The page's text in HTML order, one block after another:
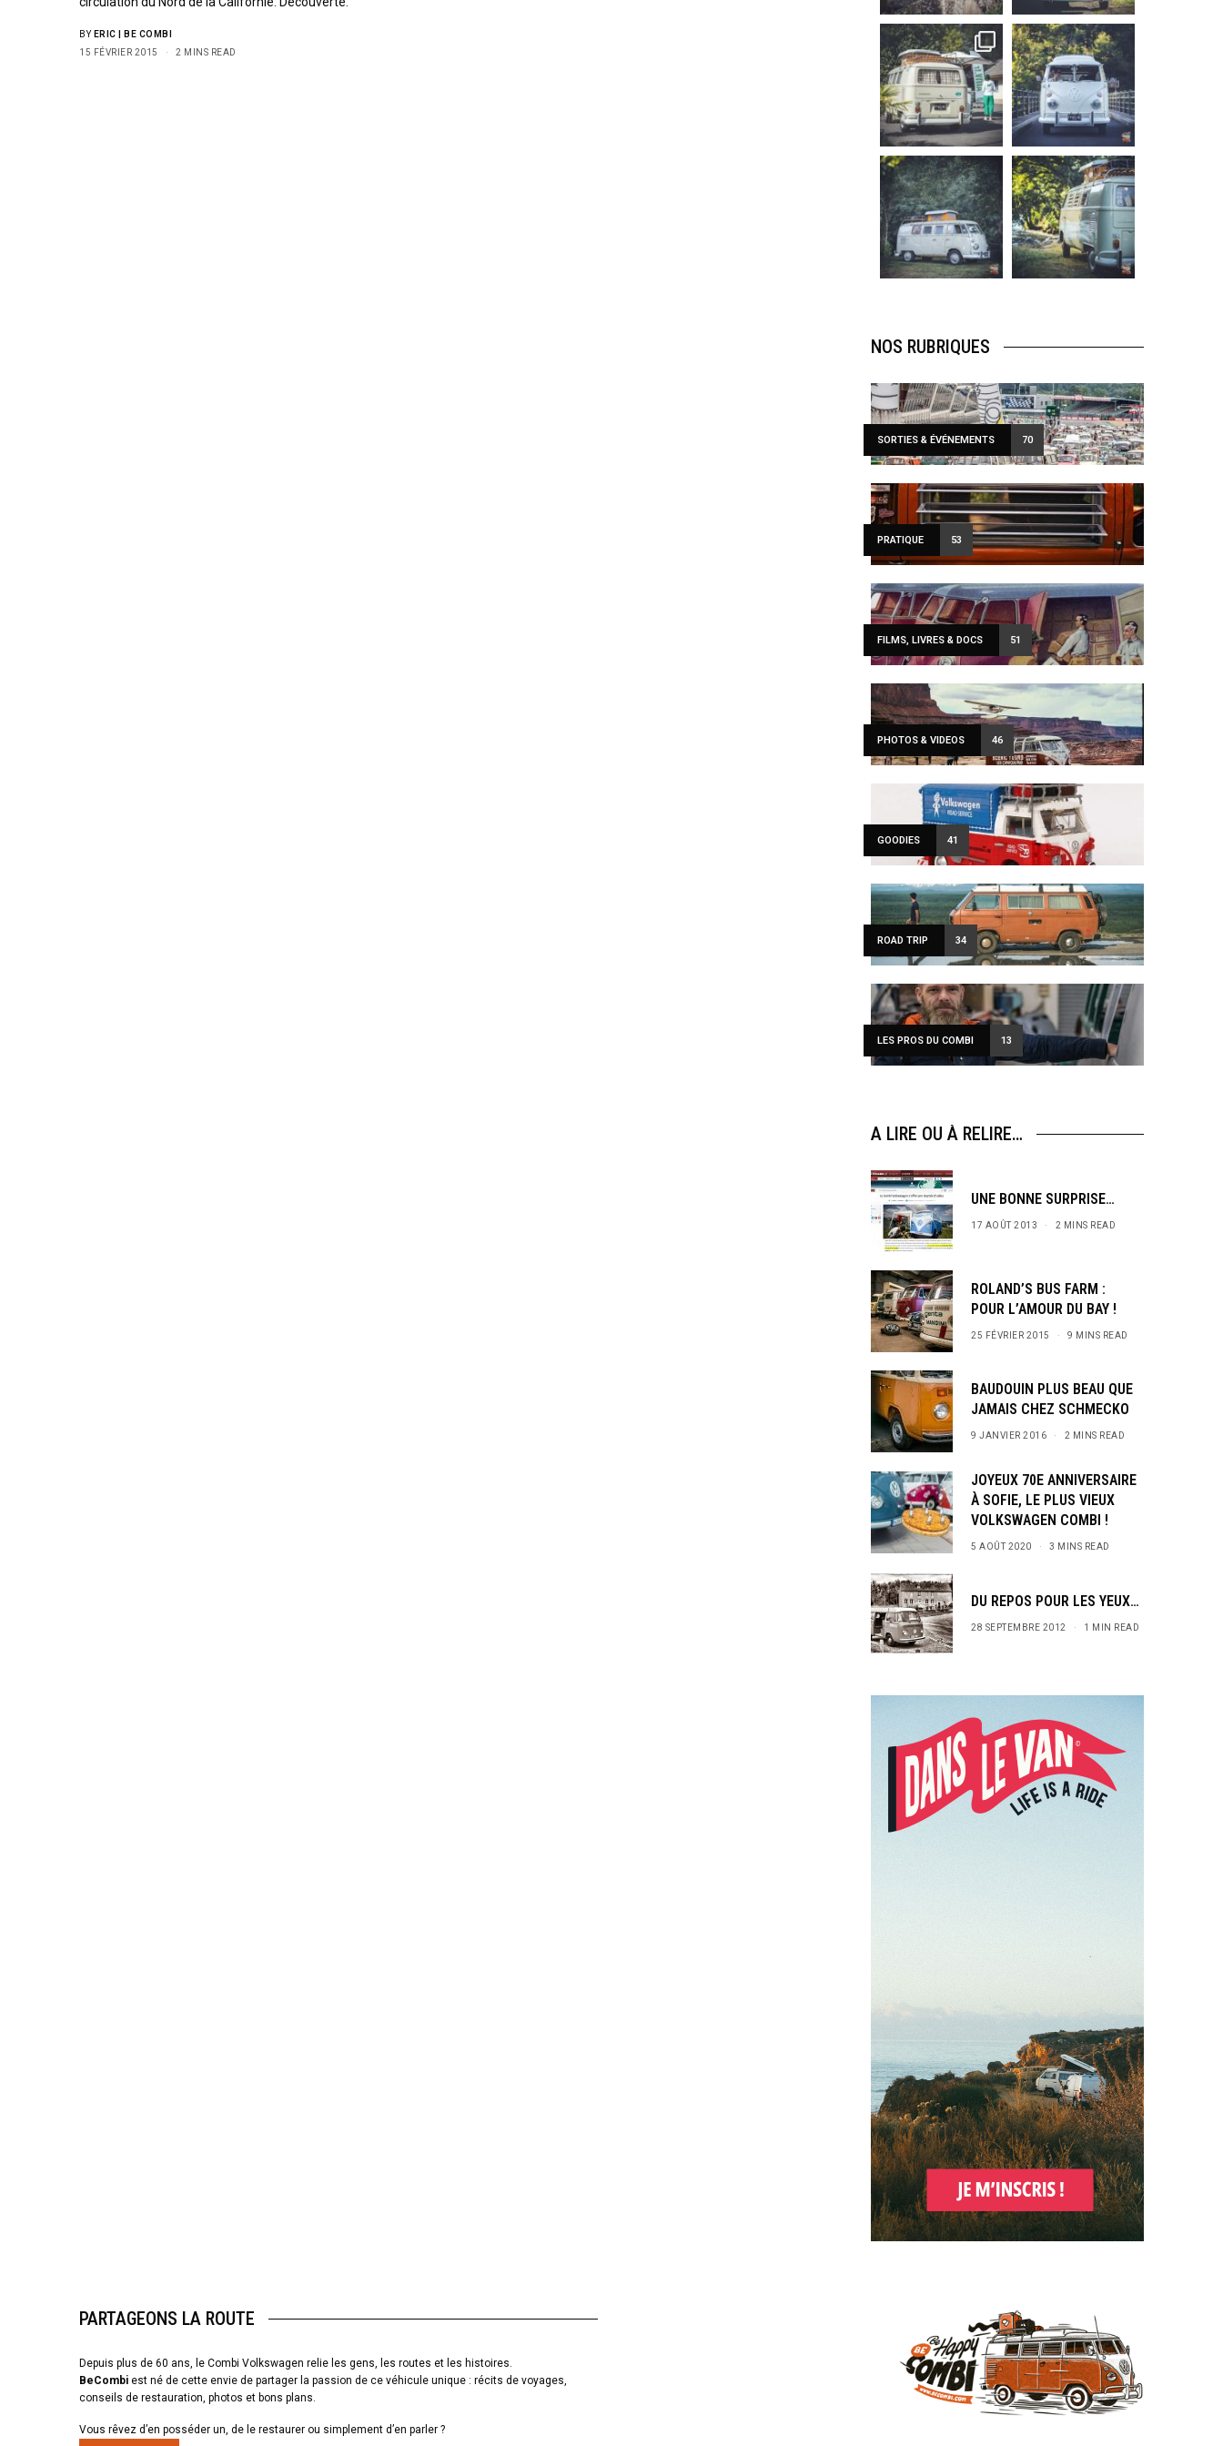
BY ERIC | BE COMBI
15 FÉVRIER 2015
2 MINS READ
becombi
Sep 10
220
4
becombi
Août 10
177
becombi
Août 10
120
0
becombi
Août 10
108
0
NOS RUBRIQUES
SORTIES & ÉVÉNEMENTS 70
PRATIQUE 53
FILMS, LIVRES & DOCS 51
PHOTOS & VIDEOS 46
GOODIES 41
ROAD TRIP 34
LES PROS DU COMBI 13
A LIRE OU À RELIRE…
UNE BONNE SURPRISE…
17 AOÛT 2013 2 MINS READ
ROLAND’S BUS FARM :
POUR L’AMOUR DU BAY !
25 FÉVRIER 2015 9 MINS READ
BAUDOUIN PLUS BEAU QUE
JAMAIS CHEZ SCHMECKO
9 JANVIER 2016 2 MINS READ
JOYEUX 70E ANNIVERSAIRE
À SOFIE, LE PLUS VIEUX
VOLKSWAGEN COMBI !
5 AOÛT 2020 3 MINS READ
DU REPOS POUR LES YEUX…
28 SEPTEMBRE 2012 1 MIN READ
PARTAGEONS LA ROUTE
Depuis plus de 60 ans, le Combi Volkswagen relie les gens, les routes et les histoires.
BeCombi est né de cette envie de partager la passion de ce véhicule unique : récits de voyages,
conseils de restauration, photos et bons plans.
Vous rêvez d’en posséder un, de le restaurer ou simplement d’en parler ?